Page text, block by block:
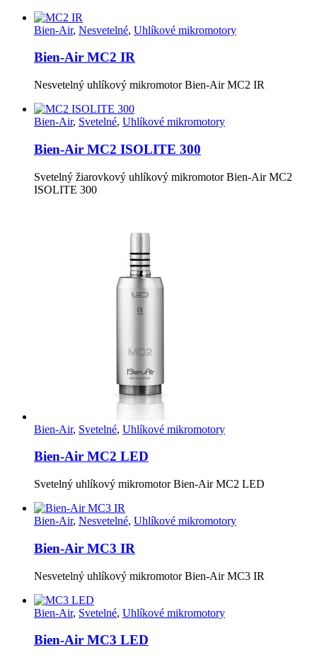
Bien-Air, Nesvetelné, Uhlíkové mikromotory
Bien-Air MC2 IR
Nesvetelný uhlíkový mikromotor Bien-Air MC2 IR
Bien-Air, Svetelné, Uhlíkové mikromotory
Bien-Air MC2 ISOLITE 300
Svetelný žiarovkový uhlíkový mikromotor Bien-Air MC2
ISOLITE 300
Bien-Air, Svetelné, Uhlíkové mikromotory
Bien-Air MC2 LED
Svetelný uhlíkový mikromotor Bien-Air MC2 LED
Bien-Air, Nesvetelné, Uhlíkové mikromotory
Bien-Air MC3 IR
Nesvetelný uhlíkový mikromotor Bien-Air MC3 IR
Bien-Air, Svetelné, Uhlíkové mikromotory
Bien-Air MC3 LED